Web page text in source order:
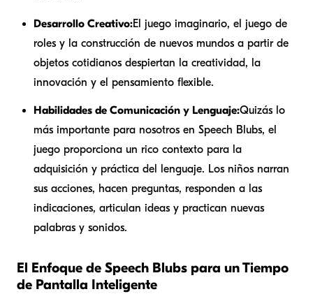
Desarrollo Creativo:El juego imaginario, el juego de
roles y la construcción de nuevos mundos a partir de
objetos cotidianos despiertan la creatividad, la
innovación y el pensamiento flexible.
Habilidades de Comunicación y Lenguaje:Quizás lo
más importante para nosotros en Speech Blubs, el
juego proporciona un rico contexto para la
adquisición y práctica del lenguaje. Los niños narran
sus acciones, hacen preguntas, responden a las
indicaciones, articulan ideas y practican nuevas
palabras y sonidos.
El Enfoque de Speech Blubs para un Tiempo
de Pantalla Inteligente